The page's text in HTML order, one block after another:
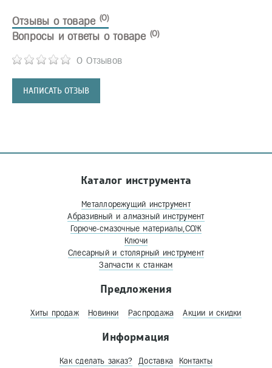
Отзывы о товаре (0)
0 Отзывов
НАПИСАТЬ ОТЗЫВ
Вопросы и ответы о товаре (0)
Каталог инструмента
Металлорежущий инструмент
Абразивный и алмазный инструмент
Горюче-смазочные материалы,СОЖ
Ключи
Слесарный и столярный инструмент
Запчасти к станкам
Предложения
Хиты продаж Новинки Распродажа Акции и скидки
Информация
Как сделать заказ? Доставка
Контакты